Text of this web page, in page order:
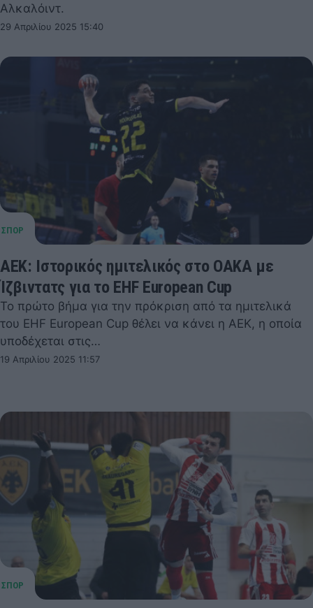
Αλκαλόιντ.
29 Απριλίου 2025 15:40
ΑΕΚ: Ιστορικός ημιτελικός στο ΟΑΚΑ με
Ίζβιντατς για το EHF European Cup
Το πρώτο βήμα για την πρόκριση από τα ημιτελικά
του EHF European Cup θέλει να κάνει η ΑΕΚ, η οποία
υποδέχεται στις…
19 Απριλίου 2025 11:57